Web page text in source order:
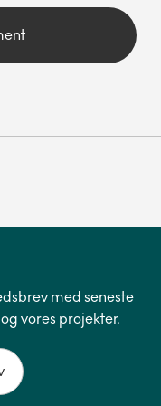
med seneste
vores projekter.